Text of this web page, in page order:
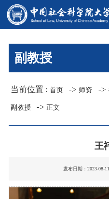
副教授
当前位置 :首页 -> 师资 ->
副教授 ->正文
王
发布日期：2023-